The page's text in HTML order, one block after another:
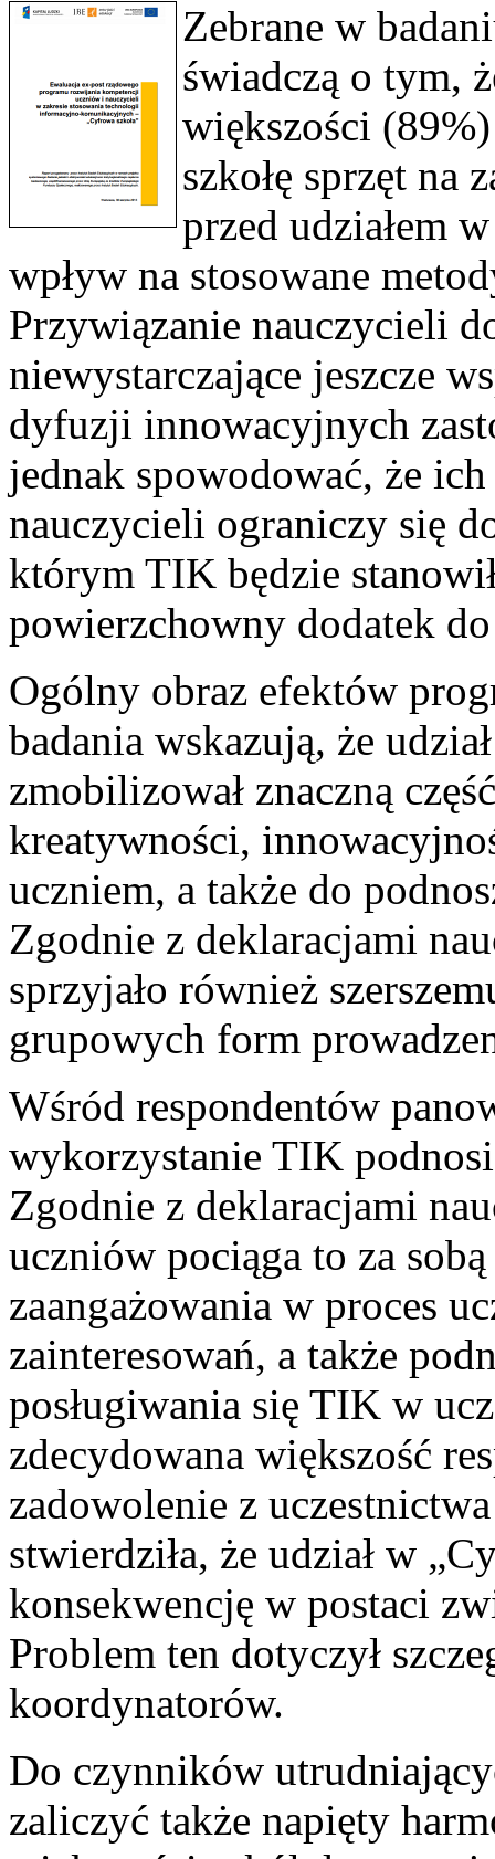
Zebrane w
świadczą o tym,
większości
szkołę sprzęt na
przed udziałem
wpływ na stosowane
Przywiązanie nauczycieli
niewystarczające jeszcze
dyfuzji innowacyjnych
jednak spowodować, że
nauczycieli ograniczy się
którym TIK będzie
powierzchowny dodatek
Ogólny obraz efektów
badania wskazują, że
zmobilizował znaczną
kreatywności,
uczniem, a także do
Zgodnie z deklaracjami
sprzyjało również
grupowych form
Wśród respondentów
wykorzystanie TIK
Zgodnie z deklaracjami
uczniów pociąga to za
zaangażowania w proces
zainteresowań, a także
posługiwania się TIK w
zdecydowana większość
zadowolenie z
stwierdziła, że udział w
konsekwencję w postaci
Problem ten dotyczył
koordynatorów.
Do czynników
zaliczyć także napięty